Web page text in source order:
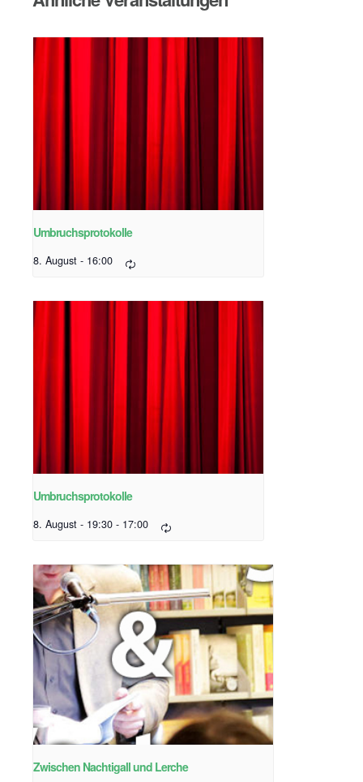
Umbruchsprotokolle
8. August - 16:00
Umbruchsprotokolle
8. August - 19:30 - 17:00
Zwischen Nachtigall und Lerche